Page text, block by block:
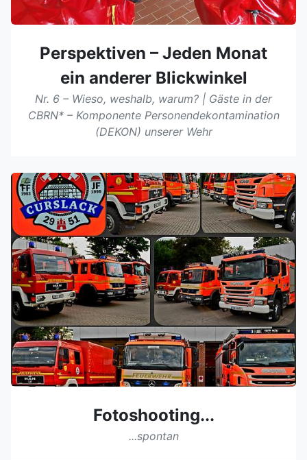
Perspektiven – Jeden Monat
ein anderer Blickwinkel
Nr. 6 – Wieso, weshalb, warum? | Gäste in der
CBRN* – Komponente Personendekontamination
(DEKON) unserer Wehr
Fotoshooting...
...spontan